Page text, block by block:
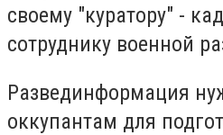
своему "куратору" -
сотруднику военной
Развединформация
оккупантам для